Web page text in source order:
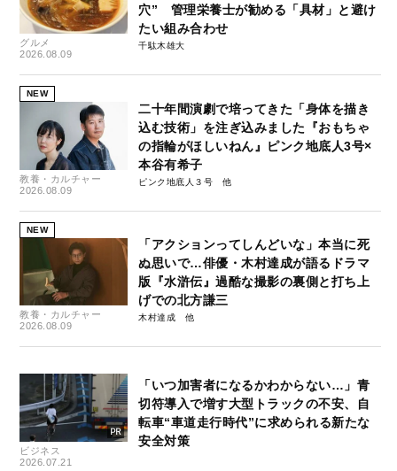
グルメ
2026.08.09
穴” 管理栄養士が勧める「具材」と避け
たい組み合わせ
千駄木雄大
NEW
教養・カルチャー
2026.08.09
二十年間演劇で培ってきた「身体を描き
込む技術」を注ぎ込みました『おもちゃ
の指輪がほしいねん』ピンク地底人3号×
本谷有希子
ピンク地底人３号
NEW
教養・カルチャー
2026.08.09
「アクションってしんどいな」本当に死
ぬ思いで…俳優・木村達成が語るドラマ
版『水滸伝』過酷な撮影の裏側と打ち上
げでの北方謙三
木村達成
ビジネス
2026.07.21
「いつ加害者になるかわからない…」青
切符導入で増す大型トラックの不安、自
転車“車道走行時代”に求められる新たな
安全対策